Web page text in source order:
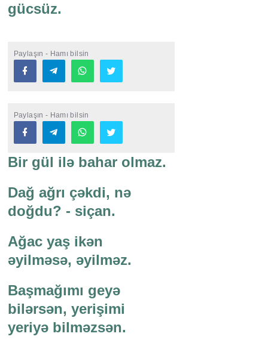
gücsüz.
Paylaşın - Hamı bilsin
Paylaşın - Hamı bilsin
Bir gül ilə bahar olmaz.
Dağ ağrı çəkdi, nə
doğdu? - siçan.
Ağac yaş ikən
əyilməsə, əyilməz.
Başmağımı geyə
bilərsən, yerişimi
yeriyə bilməzsən.